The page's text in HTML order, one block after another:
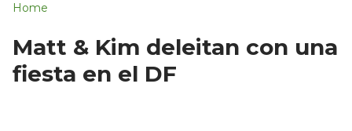
Home
Matt & Kim deleitan con una
fiesta en el DF